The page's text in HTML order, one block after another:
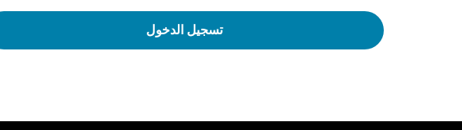
تسجيل الدخول